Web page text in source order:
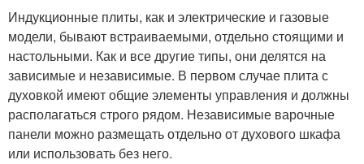
Индукционные плиты, как и электрические и газовые
модели, бывают встраиваемыми, отдельно стоящими и
настольными. Как и все другие типы, они делятся на
зависимые и независимые. В первом случае плита с
духовкой имеют общие элементы управления и должны
располагаться строго рядом. Независимые варочные
панели можно размещать отдельно от духового шкафа
или использовать без него.